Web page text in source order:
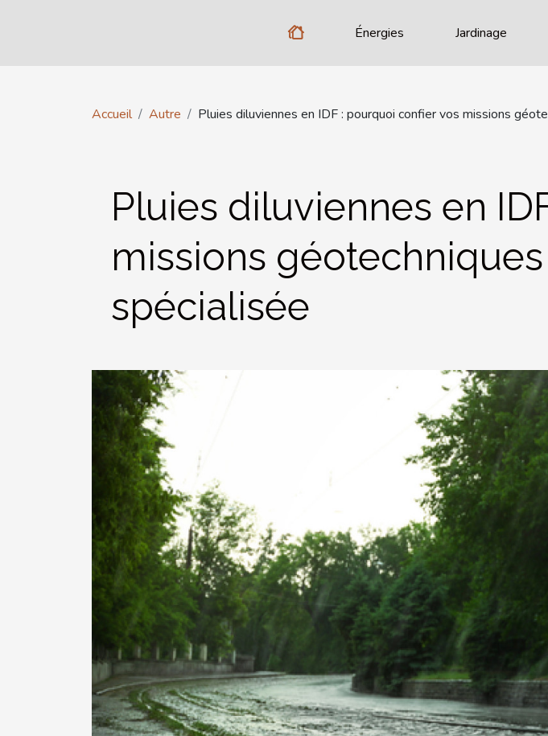
Énergies Jardinage
Accueil Autre Pluies diluviennes en IDF : pourquoi confier vos missions
Pluies diluviennes en
missions
spécialisée